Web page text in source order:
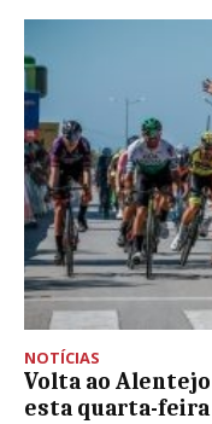
NOTÍCIAS
Volta ao
esta quarta-feira